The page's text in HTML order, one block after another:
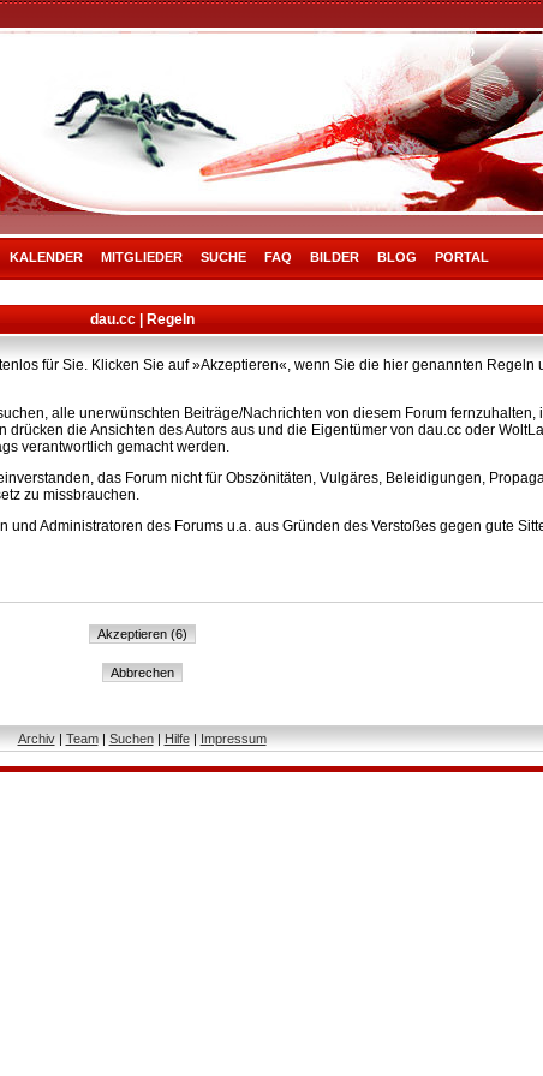
KALENDER MITGLIEDER SUCHE FAQ BILDER BLOG PORTAL
dau.cc | Regeln
für Sie. Klicken Sie auf »Akzeptieren«, wenn Sie die hier genannten Regeln
alle unerwünschten Beiträge/Nachrichten von diesem Forum fernzuhalten,
die Ansichten des Autors aus und die Eigentümer von dau.cc oder
verantwortlich gemacht werden.
das Forum nicht für Obszönitäten, Vulgäres, Beleidigungen,
zu missbrauchen.
Administratoren des Forums u.a. aus Gründen des Verstoßes gegen gute
Archiv| Team| Suchen| Hilfe| Impressum